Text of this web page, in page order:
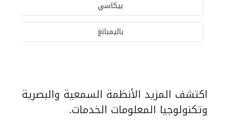
بيكاسي
باليمبانغ
اكتشف المزيد الأنظمة السمعية والبصرية
وتكنولوجيا المعلومات الخدمات.